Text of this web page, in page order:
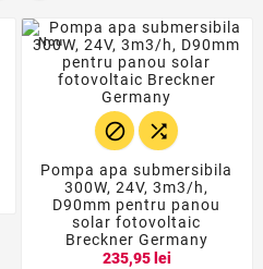
Nou
 
Pompa apa submersibila
300W, 24V, 3m3/h,
D90mm pentru panou
solar fotovoltaic
Breckner Germany
235,95 lei